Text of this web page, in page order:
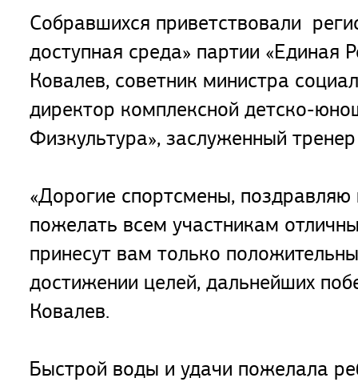
Собравшихся приветствовали
доступная среда» партии «Единая
Ковалев, советник министра
директор комплексной детско-
Физкультура», заслуженный
«Дорогие спортсмены,
пожелать всем участникам
принесут вам только
достижении целей, дальнейших
Ковалев.
Быстрой воды и удачи пожелала